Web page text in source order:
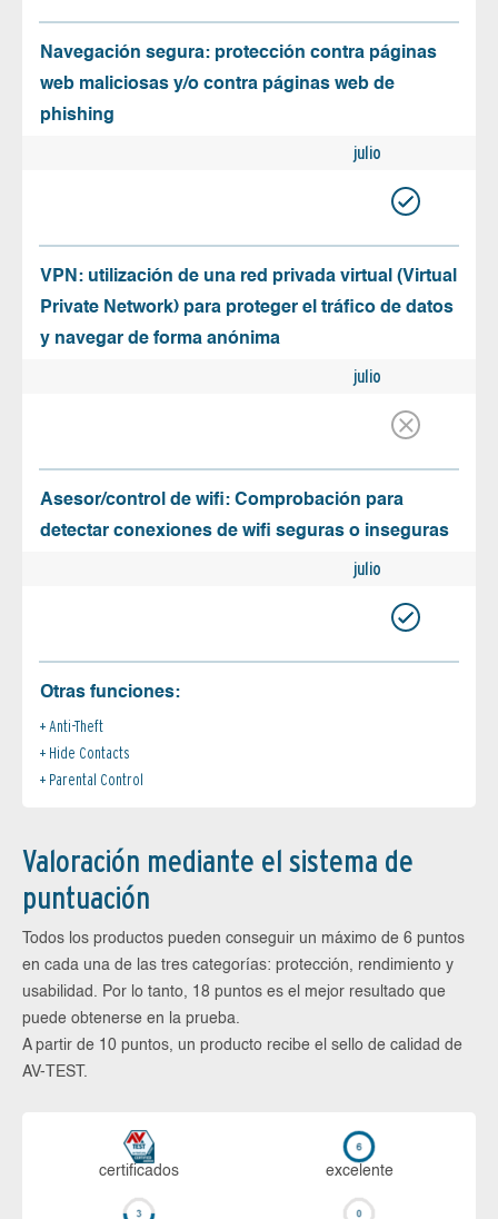
Navegación segura: protección contra páginas
web maliciosas y/o contra páginas web de
phishing
julio
VPN: utilización de una red privada virtual (Virtual
Private Network) para proteger el tráfico de datos
y navegar de forma anónima
julio
Asesor/control de wifi: Comprobación para
detectar conexiones de wifi seguras o inseguras
julio
Otras funciones:
Anti-Theft
Hide Contacts
Parental Control
Valoración mediante el sistema de
puntuación
Todos los productos pueden conseguir un máximo de 6 puntos
en cada una de las tres categorías: protección, rendimiento y
usabilidad. Por lo tanto, 18 puntos es el mejor resultado que
puede obtenerse en la prueba.
A partir de 10 puntos, un producto recibe el sello de calidad de
AV-TEST.
certi­ficados ex­ce­len­te